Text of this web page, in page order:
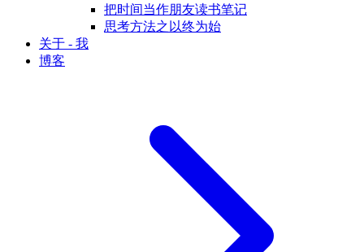
把时间当作朋友读书笔记
思考方法之以终为始
关于 - 我
博客